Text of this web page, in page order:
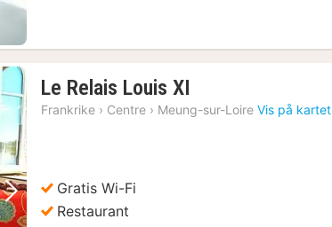
Neste bilde
Le Relais Louis XI
natt
Frankrike › Centre › Meung-sur-Loire Vis på kartet
Gratis Wi-Fi
Restaurant